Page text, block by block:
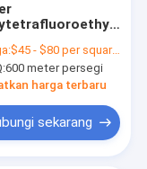
0.1μm
Size
$45 - $80 per square meter
600 meter persegi
harga terbaru
sekarang